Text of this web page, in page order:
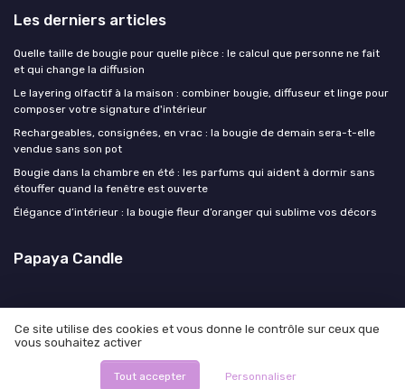
Les derniers articles
Quelle taille de bougie pour quelle pièce : le calcul que personne ne fait
et qui change la diffusion
Le layering olfactif à la maison : combiner bougie, diffuseur et linge pour
composer votre signature d'intérieur
Rechargeables, consignées, en vrac : la bougie de demain sera-t-elle
vendue sans son pot
Bougie dans la chambre en été : les parfums qui aident à dormir sans
étouffer quand la fenêtre est ouverte
Élégance d’intérieur : la bougie fleur d’oranger qui sublime vos décors
Papaya Candle
Mentions légales
© Papaya Candle 2026
Ce site utilise des cookies et vous donne le contrôle sur ceux que
vous souhaitez activer
Tout accepter Personnaliser